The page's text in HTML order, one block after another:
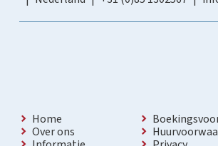
Home
Over ons